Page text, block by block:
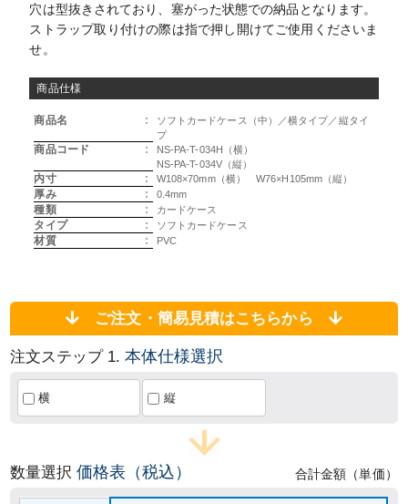
穴は型抜きされており、塞がった状態での納品となります。
ストラップ取り付けの際は指で押し開けてご使用くださいま
せ。
商品仕様
商品名 :
ソフトカードケース（中）／横タイプ／縦タイ
プ
商品コード :
NS-PA-T-034H（横）
NS-PA-T-034V（縦）
内寸 : W108×70mm（横） W76×H105mm（縦）
厚み : 0.4mm
種類 : カードケース
タイプ : ソフトカードケース
材質 : PVC
ご注文・簡易見積はこちらから
注文ステップ 1.本体仕様選択
横 縦
数量選択価格表（税込） 合計金額（単価）